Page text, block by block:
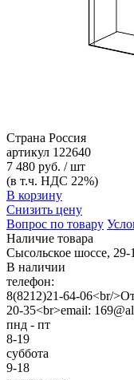
Страна Россия
артикул 122640
7 480 руб. / шт
(в т.ч. НДС 22%)
В корзину
Снизить цену
Вопрос по товару
Наличие товара
Сысольское шоссе, 29-
В наличии
телефон:
8(8212)21-64-06<br/
20-35<br>email:
пнд - пт
8-19
суббота
9-18